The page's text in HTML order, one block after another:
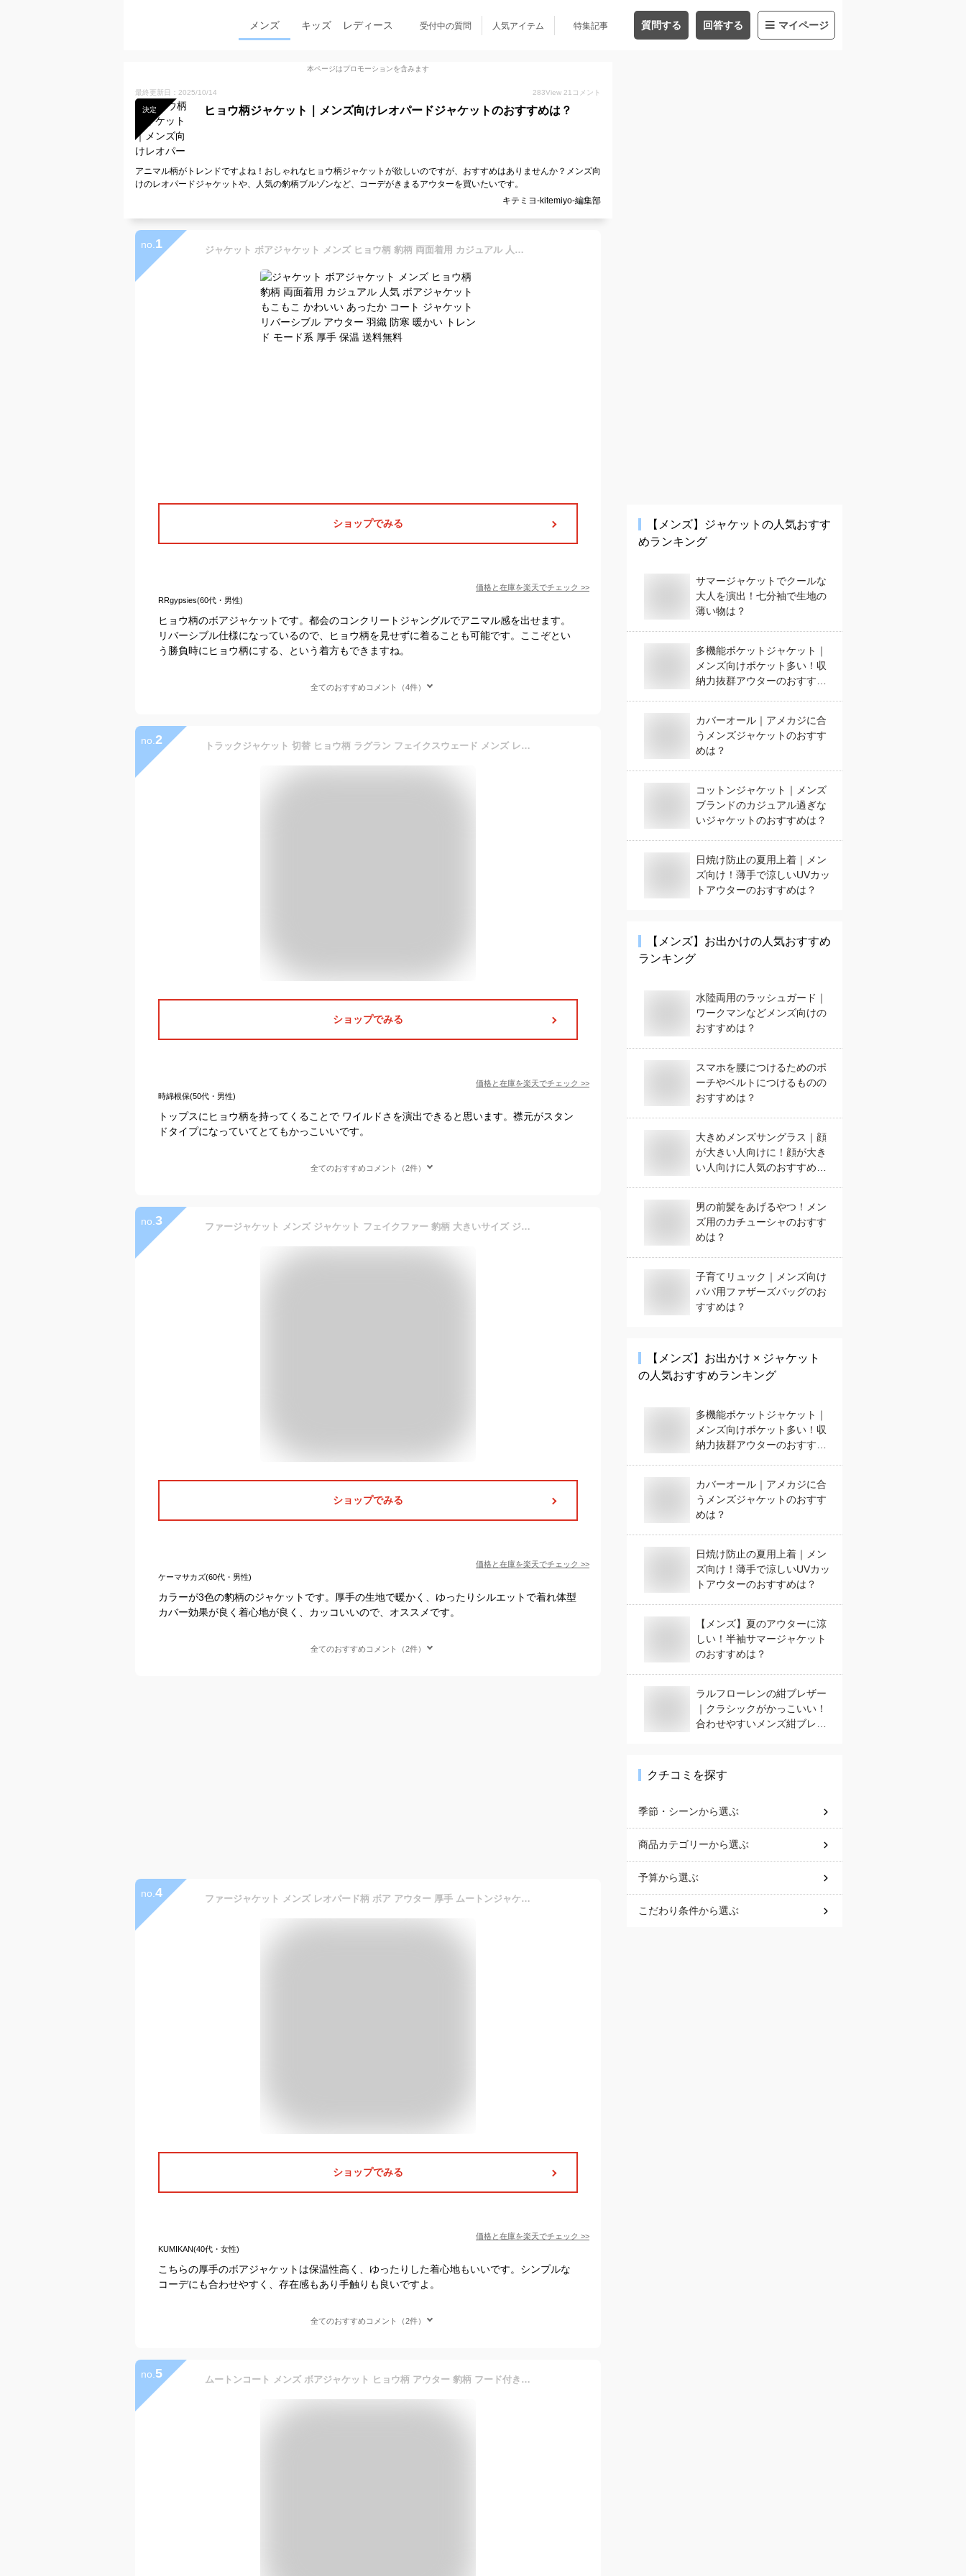
メンズ キッズ レディース 受付中の質問 人気アイテム 特集記事 質問する 回答する マイページ
本ページはプロモーションを含みます
最終更新日：2025/10/14 283View 21 コメント
決定 ヒョウ柄ジャケット｜メンズ向けレオパードジャケットのおすすめは？
アニマル柄がトレンドですよね！おしゃれなヒョウ柄ジャケットが欲しいのですが、おすすめはありませんか？メンズ向
けのレオパードジャケットや、人気の豹柄ブルゾンなど、コーデがきまるアウターを買いたいです。
キテミヨ-kitemiyo-編集部
no. 1 ジャケット ボアジャケット メンズ ヒョウ柄 豹柄 両面着用 カジュアル 人気 ボアジャケット もこもこ かわいい あったか コート ジャケット リバーシブル アウター 羽織 防寒 暖かい トレンド モード系 厚手 保温 送料無料
ショップでみる
価格と在庫を楽天でチェック >>
RRgypsies(60代・男性)
ヒョウ柄のボアジャケットです。都会のコンクリートジャングルでアニマル感を出せます。
リバーシブル仕様になっているので、ヒョウ柄を見せずに着ることも可能です。ここぞとい
う勝負時にヒョウ柄にする、という着方もできますね。
全てのおすすめコメント（4件）
no. 2 トラックジャケット 切替 ヒョウ柄 ラグラン フェイクスウェード メンズ レオパード ストレッチ 長袖 ジャージ mens ファッション おしゃれ (豹ブラウン茶 ブラック) 07390
ショップでみる
価格と在庫を楽天でチェック >>
時綿根保(50代・男性)
トップスにヒョウ柄を持ってくることで ワイルドさを演出できると思います。襟元がスタン
ドタイプになっていてとてもかっこいいです。
全てのおすすめコメント（2件）
no. 3 ファージャケット メンズ ジャケット フェイクファー 豹柄 大きいサイズ ジップジャケット ゆったり 体型カバー 厚手 秋冬 アウター シンプル 通勤 通学 おしゃれ ファッション 2色選 防寒 防風 あったか 着心地いい 派手 お兄系
ショップでみる
価格と在庫を楽天でチェック >>
ケーマサカズ(60代・男性)
カラーが3色の豹柄のジャケットです。厚手の生地で暖かく、ゆったりシルエットで着れ体型
カバー効果が良く着心地が良く、カッコいいので、オススメです。
全てのおすすめコメント（2件）
no. 4 ファージャケット メンズ レオパード柄 ボア アウター 厚手 ムートンジャケット おしゃれ フェイクファー コート カジュアル 暖かい 厚手 冬物 長袖 ジャケット おすすめ ゆったり
ショップでみる
価格と在庫を楽天でチェック >>
KUMIKAN(40代・女性)
こちらの厚手のボアジャケットは保温性高く、ゆったりした着心地もいいです。シンプルな
コーデにも合わせやすく、存在感もあり手触りも良いですよ。
全てのおすすめコメント（2件）
no. 5 ムートンコート メンズ ボアジャケット ヒョウ柄 アウター 豹柄 フード付き 厚手 おしゃれ 防寒 秋冬ジャケット おしゃれ 防風 暖かい
【メンズ】 ジャケット の人気おすす
めランキング
サマージャケットでクールな
大人を演出！七分袖で生地の
薄い物は？
多機能ポケットジャケット｜
メンズ向けポケット多い！収
納力抜群アウターのおすすめ
カバーオール｜アメカジに合
うメンズジャケットのおすす
めは？
コットンジャケット｜メンズ
ブランドのカジュアル過ぎな
いジャケットのおすすめは？
日焼け防止の夏用上着｜メン
ズ向け！薄手で涼しいUVカッ
トアウターのおすすめは？
【メンズ】 お出かけの人気おすすめ
ランキング
水陸両用のラッシュガード｜
ワークマンなどメンズ向けの
おすすめは？
スマホを腰につけるためのポ
ーチやベルトにつけるものの
おすすめは？
大きめメンズサングラス｜顔
が大きい人向けに！顔が大き
い人向けに人気のおすすめ
男の前髪をあげるやつ！メン
ズ用のカチューシャのおすす
めは？
子育てリュック｜メンズ向け
パパ用ファザーズバッグのお
すすめは？
【メンズ】 お出かけ × ジャケット
の人気おすすめランキング
多機能ポケットジャケット｜
メンズ向けポケット多い！収
納力抜群アウターのおすすめ
カバーオール｜アメカジに合
うメンズジャケットのおすす
めは？
日焼け防止の夏用上着｜メン
ズ向け！薄手で涼しいUVカッ
トアウターのおすすめは？
【メンズ】夏のアウターに涼
しい！半袖サマージャケット
のおすすめは？
ラルフローレンの紺ブレザー
｜クラシックがかっこいい！
合わせやすいメンズ紺ブレの
クチコミを探す
季節・シーンから選ぶ
商品カテゴリーから選ぶ
予算から選ぶ
こだわり条件から選ぶ